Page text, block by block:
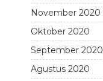
November 2020
Oktober 2020
September 2020
Agustus 2020